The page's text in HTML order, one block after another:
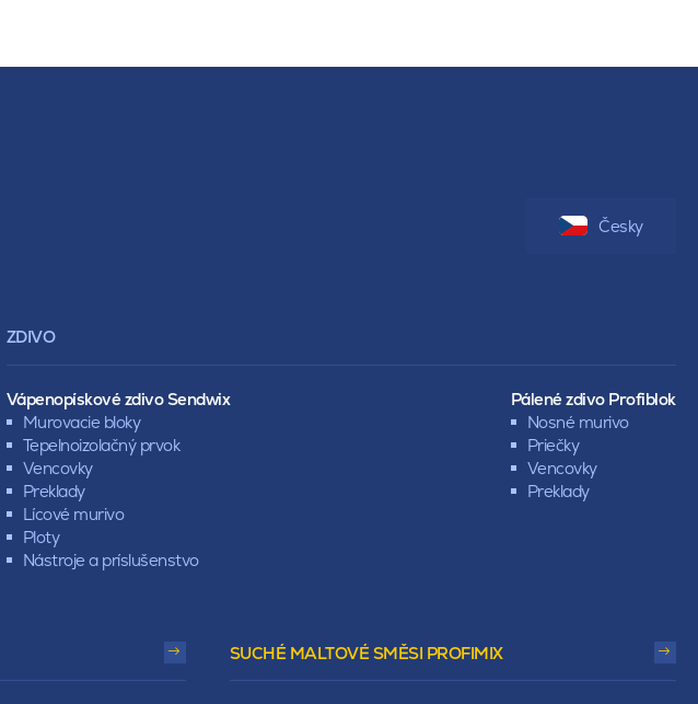
ZDIVO
Vápenopískové zdivo Sendwix
Murovacie bloky
Tepelnoizolačný prvok
Vencovky
Preklady
Lícové murivo
Ploty
Nástroje a príslušenstvo
Pálené zdivo Profiblok
Nosné murivo
Priečky
Vencovky
Preklady
SUCHÉ MALTOVÉ SMĚSI PROFIMIX
Česky